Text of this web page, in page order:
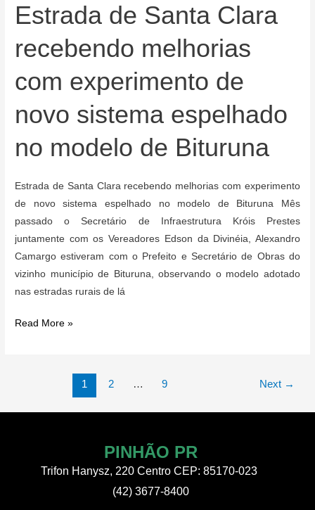
Estrada de Santa Clara
recebendo melhorias
com experimento de
novo sistema espelhado
no modelo de Bituruna
Estrada de Santa Clara recebendo melhorias com experimento
de novo sistema espelhado no modelo de Bituruna Mês
passado o Secretário de Infraestrutura Króis Prestes
juntamente com os Vereadores Edson da Divinéia, Alexandro
Camargo estiveram com o Prefeito e Secretário de Obras do
vizinho município de Bituruna, observando o modelo adotado
nas estradas rurais de lá
Estrada
melhorias
Read More »
1 2 … 9 Next →
PINHÃO PR
Trifon Hanysz, 220 Centro CEP: 85170-023
(42) 3677-8400